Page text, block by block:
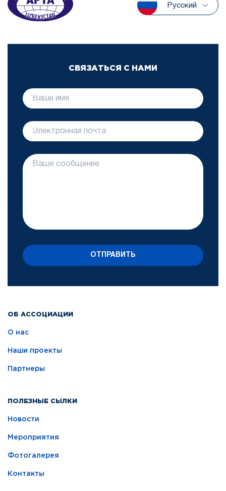
Русский
ОБ АССОЦИАЦИИ
О нас
Наши проекты
Партнеры
ПОЛЕЗНЫЕ СЫЛКИ
Новости
Мероприятия
Фотогалерея
Контакты
СВЯЗАТЬСЯ С НАМИ
ОТПРАВИТЬ